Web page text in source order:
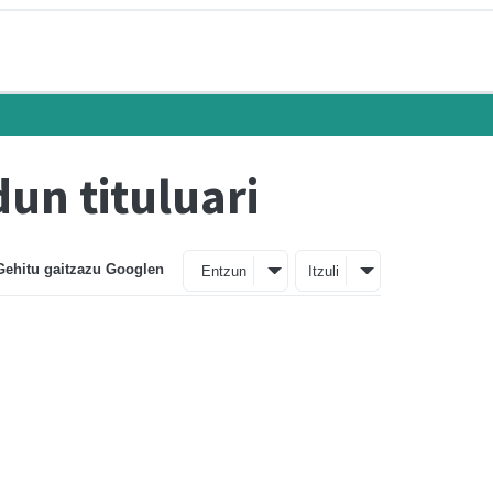
tituluari
gaitzazu Googlen Entzun Itzuli